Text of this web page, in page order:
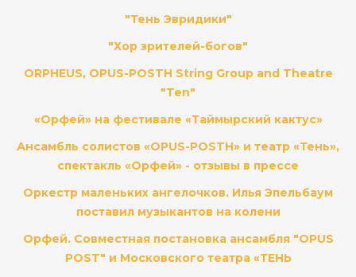
"Тень Эвридики"
"Хор зрителей-богов"
ORPHEUS, OPUS-POSTH String Group and Theatre
"Ten"
«Орфей» на фестивале «Таймырский кактус»
Ансамбль солистов «OPUS-POSTH» и театр «Тень»,
спектакль «Орфей» - отзывы в прессе
Оркестр маленьких ангелочков. Илья Эпельбаум
поставил музыкантов на колени
Орфей. Совместная постановка ансамбля "OPUS
POST" и Московского театра «ТЕНЬ